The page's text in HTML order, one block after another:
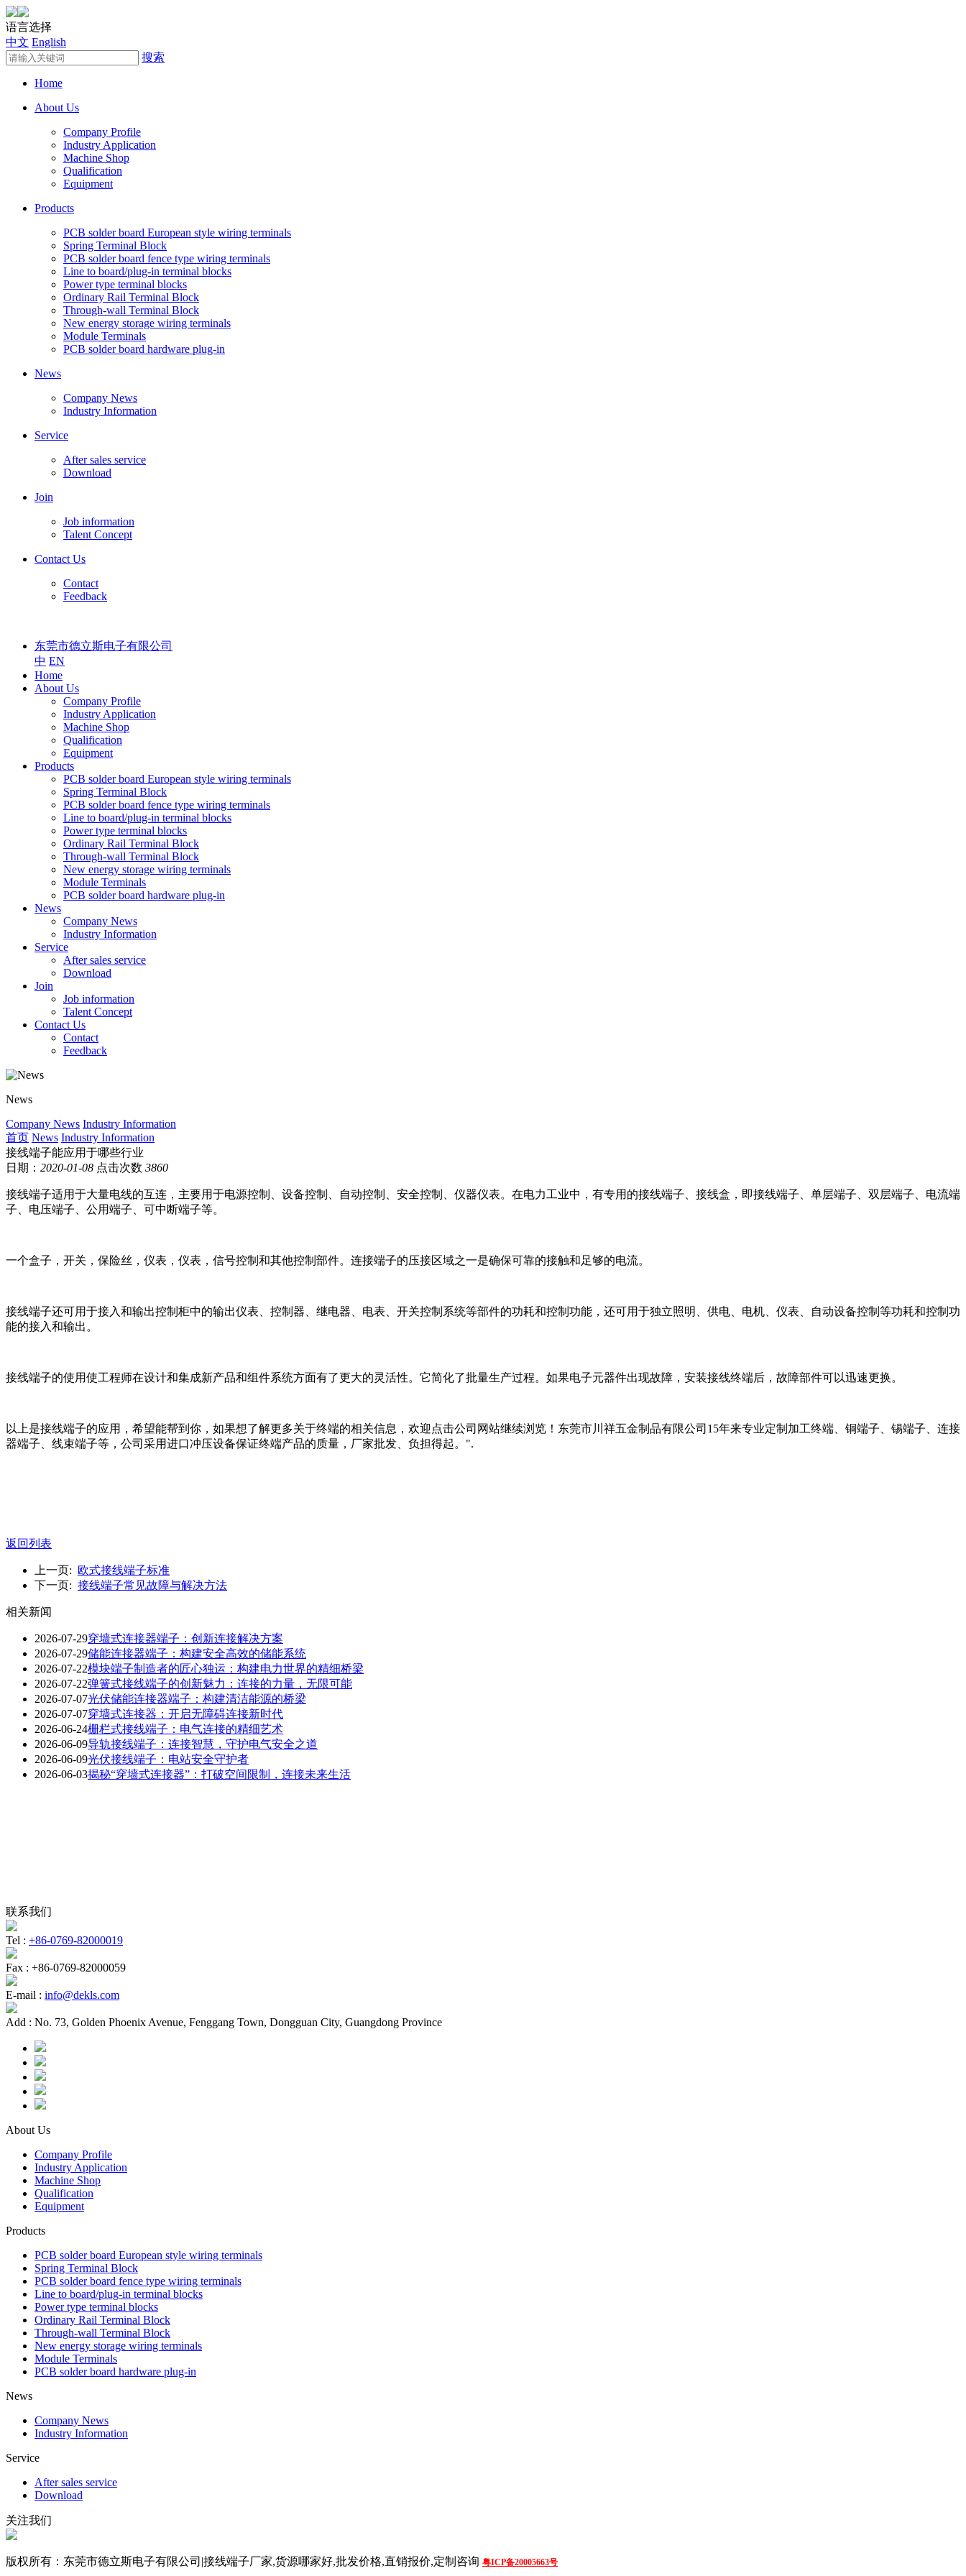
语言选择
中文 English
搜索
Home
About Us
Company Profile
Industry Application
Machine Shop
Qualification
Equipment
Products
PCB solder board European style wiring terminals
Spring Terminal Block
PCB solder board fence type wiring terminals
Line to board/plug-in terminal blocks
Power type terminal blocks
Ordinary Rail Terminal Block
Through-wall Terminal Block
New energy storage wiring terminals
Module Terminals
PCB solder board hardware plug-in
News
Company News
Industry Information
Service
After sales service
Download
Join
Job information
Talent Concept
Contact Us
Contact
Feedback
东莞市德立斯电子有限公司
中 EN
Home
About Us
Company Profile
Industry Application
Machine Shop
Qualification
Equipment
Products
PCB solder board European style wiring terminals
Spring Terminal Block
PCB solder board fence type wiring terminals
Line to board/plug-in terminal blocks
Power type terminal blocks
Ordinary Rail Terminal Block
Through-wall Terminal Block
New energy storage wiring terminals
Module Terminals
PCB solder board hardware plug-in
News
Company News
Industry Information
Service
After sales service
Download
Join
Job information
Talent Concept
Contact Us
Contact
Feedback
News
Company News Industry Information
首页 News Industry Information
接线端子能应用于哪些行业
日期： 2020-01-08 点击次数 3860
接线端子适用于大量电线的互连，主要用于电源控制、设备控制、自动控制、安全控制、仪器仪表。在电力工业中，有专用的接线端子、接线盒，即接线端子、单层端子、双层端子、电流端
子、电压端子、公用端子、可中断端子等。
一个盒子，开关，保险丝，仪表，仪表，信号控制和其他控制部件。连接端子的压接区域之一是确保可靠的接触和足够的电流。
接线端子还可用于接入和输出控制柜中的输出仪表、控制器、继电器、电表、开关控制系统等部件的功耗和控制功能，还可用于独立照明、供电、电机、仪表、自动设备控制等功耗和控制功
能的接入和输出。
接线端子的使用使工程师在设计和集成新产品和组件系统方面有了更大的灵活性。它简化了批量生产过程。如果电子元器件出现故障，安装接线终端后，故障部件可以迅速更换。
以上是接线端子的应用，希望能帮到你，如果想了解更多关于终端的相关信息，欢迎点击公司网站继续浏览！东莞市川祥五金制品有限公司15年来专业定制加工终端、铜端子、锡端子、连接
器端子、线束端子等，公司采用进口冲压设备保证终端产品的质量，厂家批发、负担得起。".
返回列表
上一页: 欧式接线端子标准
下一页: 接线端子常见故障与解决方法
相关新闻
2026-07-29穿墙式连接器端子：创新连接解决方案
2026-07-29储能连接器端子：构建安全高效的储能系统
2026-07-22模块端子制造者的匠心独运：构建电力世界的精细桥梁
2026-07-22弹簧式接线端子的创新魅力：连接的力量，无限可能
2026-07-07光伏储能连接器端子：构建清洁能源的桥梁
2026-07-07穿墙式连接器：开启无障碍连接新时代
2026-06-24栅栏式接线端子：电气连接的精细艺术
2026-06-09导轨接线端子：连接智慧，守护电气安全之道
2026-06-09光伏接线端子：电站安全守护者
2026-06-03揭秘“穿墙式连接器”：打破空间限制，连接未来生活
联系我们
Tel : +86-0769-82000019
Fax : +86-0769-82000059
E-mail : info@dekls.com
Add : No. 73, Golden Phoenix Avenue, Fenggang Town, Dongguan City, Guangdong Province
About Us
Company Profile
Industry Application
Machine Shop
Qualification
Equipment
Products
PCB solder board European style wiring terminals
Spring Terminal Block
PCB solder board fence type wiring terminals
Line to board/plug-in terminal blocks
Power type terminal blocks
Ordinary Rail Terminal Block
Through-wall Terminal Block
New energy storage wiring terminals
Module Terminals
PCB solder board hardware plug-in
News
Company News
Industry Information
Service
After sales service
Download
关注我们
版权所有：东莞市德立斯电子有限公司|接线端子厂家,货源哪家好,批发价格,直销报价,定制咨询 粤ICP备20005663号